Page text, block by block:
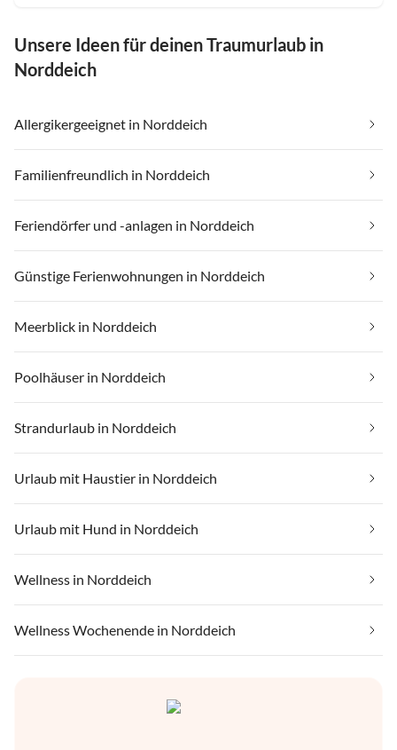
Unsere Ideen für deinen Traumurlaub in
Norddeich
Allergikergeeignet in Norddeich
Familienfreundlich in Norddeich
Feriendörfer und -anlagen in Norddeich
Günstige Ferienwohnungen in Norddeich
Meerblick in Norddeich
Poolhäuser in Norddeich
Strandurlaub in Norddeich
Urlaub mit Haustier in Norddeich
Urlaub mit Hund in Norddeich
Wellness in Norddeich
Wellness Wochenende in Norddeich